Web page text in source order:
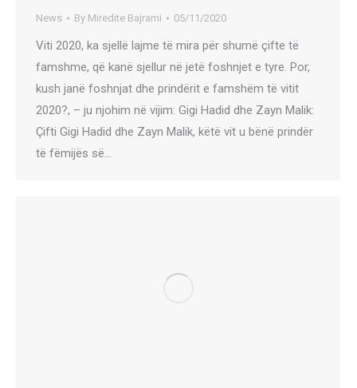
News By Miredite Bajrami 05/11/2020
Viti 2020, ka sjellë lajme të mira për shumë çifte të
famshme, që kanë sjellur në jetë foshnjet e tyre. Por,
kush janë foshnjat dhe prindërit e famshëm të vitit
2020?, – ju njohim në vijim: Gigi Hadid dhe Zayn Malik:
Çifti Gigi Hadid dhe Zayn Malik, këtë vit u bënë prindër
të fëmijës së…